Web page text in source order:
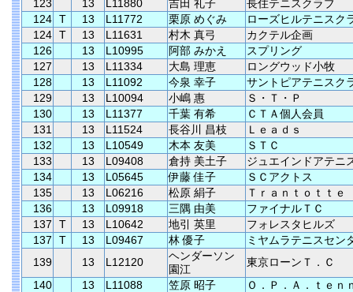
123
13 L11880 吉田 礼子
長住テニスクラブ
124 T 13 L11772 栗原 めぐみ
ローズヒルテニスク
124 T 13 L11631 村木 真弓
カクテル企画
126
13 L10995 阿部 みかえ
スプリング
127
13 L11334 大島 理恵
ロングウッド小牧
128
13 L11092 今泉 幸子
サントピアテニスク
129
13 L10094 小嶋 惠
Ｓ・Ｔ・Ｐ
130
13 L11377 千葉 有希
ＣＴＡ個人会員
131
13 L11524 長谷川 昌枝
Ｌｅａｄｓ
132
13 L10549 木本 友美
ＳＴＣ
133
13 L09408 倉持 美土子
ジュエインドアテニ
134
13 L05645 伊藤 佳子
ＳＣアクトス
135
13 L06216 松原 絹子
Ｔｒａｎｔｏｔｔｅ
136
13 L09918 三隅 由美
ファイナルＴＣ
137
T 13 L10642 地引 英里
フォレスタヒルズ
137
T 13 L09467 林 優子
ミヤムラテニスセン
139
13 L12120
ヘンダーソン
園江
東京ローンＴ．Ｃ
140
13 L11088 笠原 昭子
Ｏ．Ｐ．Ａ．ｔｅｎ